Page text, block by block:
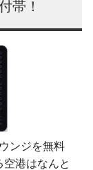
帯！
ンジを無料
港はなんと